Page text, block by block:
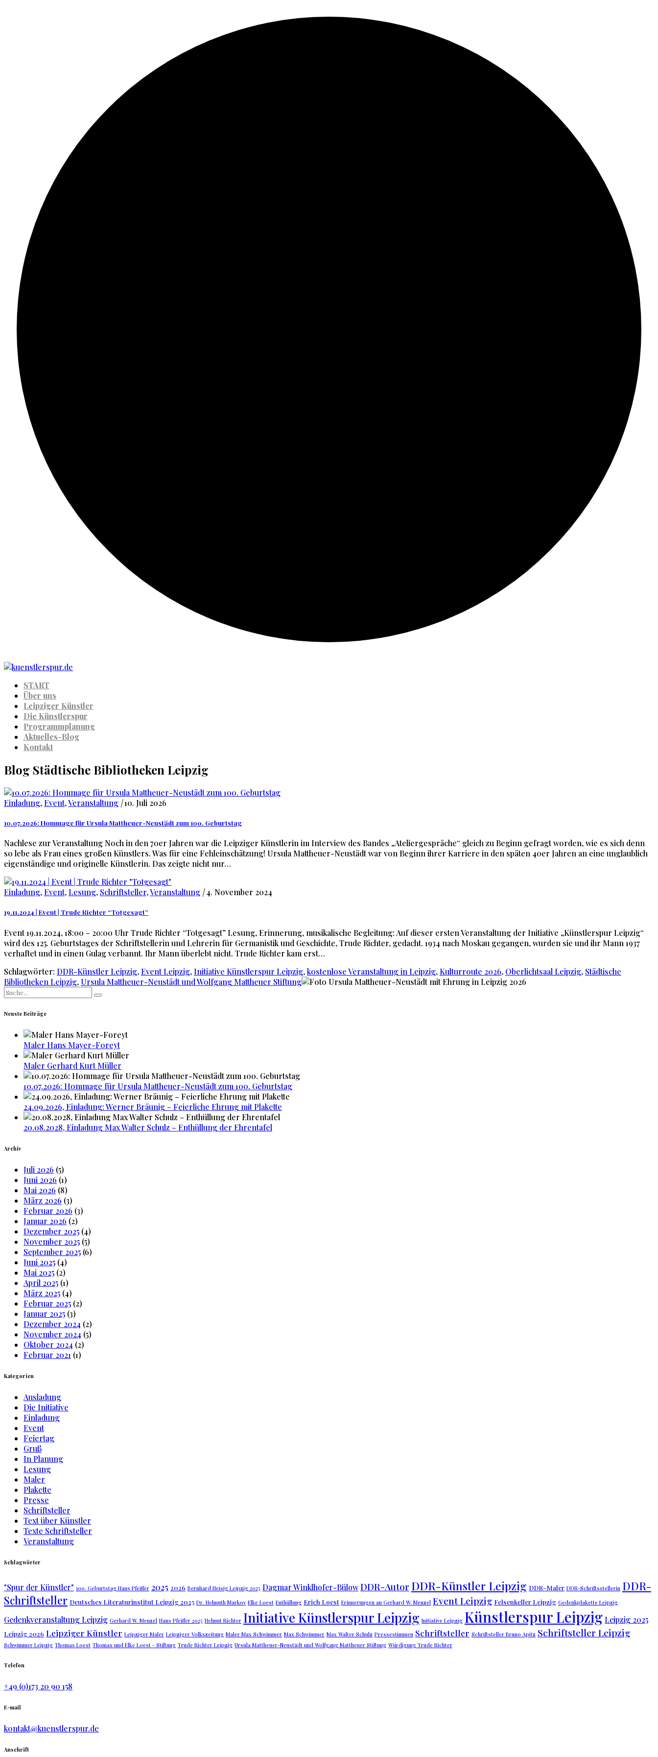
START
Über uns
Leipziger Künstler
Die Künstlerspur
Programmplanung
Aktuelles-Blog
Kontakt
Blog Städtische Bibliotheken Leipzig
Einladung,Event,Veranstaltung |10. Juli 2026
10.07.2026: Hommage für Ursula Mattheuer-Neustädt zum 100. Geburtstag
Nachlese zur Veranstaltung Noch in den 70er Jahren war die Leipziger Künstlerin im Interview des Bandes „Ateliergespräche“ gleich zu Beginn gefragt worden, wie es sich denn
so lebe als Frau eines großen Künstlers. Was für eine Fehleinschätzung! Ursula Mattheuer-Neustädt war von Beginn ihrer Karriere in den späten 40er Jahren an eine unglaublich
eigenständige und originelle Künstlerin. Das zeigte nicht nur…
Einladung,Event, Lesung, Schriftsteller,Veranstaltung | 4. November 2024
19.11.2024 | Event | Trude Richter “Totgesagt”
Event 19.11.2024, 18:00 – 20:00 Uhr Trude Richter “Totgesagt” Lesung, Erinnerung, musikalische Begleitung: Auf dieser ersten Veranstaltung der Initiative „Künstlerspur Leipzig“
wird des 125. Geburtstages der Schriftstellerin und Lehrerin für Germanistik und Geschichte, Trude Richter, gedacht. 1934 nach Moskau gegangen, wurden sie und ihr Mann 1937
verhaftet und in einen Gulag verbannt. Ihr Mann überlebt nicht. Trude Richter kam erst…
Schlagwörter: DDR-Künstler Leipzig,Event Leipzig, Initiative Künstlerspur Leipzig,kostenlose Veranstaltung in Leipzig, Kulturroute 2026, Oberlichtsaal Leipzig, Städtische
Bibliotheken Leipzig, Ursula Mattheuer-Neustädt und Wolfgang Mattheuer Stiftung
Search
Neuste Beiträge
Maler Hans Mayer-Foreyt
Maler Gerhard Kurt Müller
10.07.2026: Hommage für Ursula Mattheuer-Neustädt zum 100. Geburtstag
24.09.2026, Einladung: Werner Bräunig – Feierliche Ehrung mit Plakette
20.08.2028, Einladung Max Walter Schulz – Enthüllung der Ehrentafel
Archiv
Juli 2026 (5)
Juni 2026 (1)
Mai 2026 (8)
März 2026 (3)
Februar 2026 (3)
Januar 2026 (2)
Dezember 2025 (4)
November 2025 (5)
September 2025 (6)
Juni 2025 (4)
Mai 2025 (2)
April 2025 (1)
März 2025 (4)
Februar 2025 (2)
Januar 2025 (3)
Dezember 2024 (2)
November 2024 (5)
Oktober 2024 (2)
Februar 2021 (1)
Kategorien
Ausladung
Die Initiative
Einladung
Event
Feiertag
Gruß
In Planung
Lesung
Maler
Plakette
Presse
Schriftsteller
Text über Künstler
Texte Schriftsteller
Veranstaltung
Schlagwörter
"Spur der Künstler" 100. Geburtstag Hans Pfeiffer 2025 2026 Bernhard Heisig Leipzig 2025 Dagmar Winklhofer-BülowDDR-AutorDDR-Künstler Leipzig DDR-Maler DDR-Schriftsstellerin DDR-
Schriftsteller Deutsches Literaturinstitut Leipzig 2025 Dr. Helmuth Markov Elke Loest Enthüllung Erich Loest Erinnerungen an Gerhard W. Menzel Event Leipzig Felsenkeller Leipzig Gedenkplakette Leipzig
Gedenkveranstaltung Leipzig Gerhard W. Menzel Hans Pfeiffer 2025 Helmut Richter Initiative Künstlerspur Leipzig Initiative Leipzig Künstlerspur LeipzigLeipzig 2025
Leipzig 2026 Leipziger Künstler Leipziger Maler Leipziger Volkszeitung Maler Max Schwimmer Max Schwimmer Max Walter Schulz Pressestimmen Schriftsteller Schriftsteller Bruno Apitz Schriftsteller Leipzig
Schwimmer Leipzig Thomas Loest Thomas und Elke Loest - Stiftung Trude Richter Leipzig Ursula Mattheuer-Neustädt und Wolfgang Mattheuer Stiftung Würdigung Trude Richter
Telefon
+49 (0)173 20 90 158
E-mail
kontakt@kuenstlerspur.de
Anschrift